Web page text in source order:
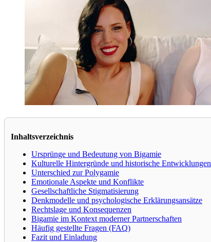
Inhaltsverzeichnis
Ursprünge und Bedeutung von Bigamie
Kulturelle Hintergründe und historische Entwicklungen
Unterschied zur Polygamie
Emotionale Aspekte und Konflikte
Gesellschaftliche Stigmatisierung
Denkmodelle und psychologische Erklärungsansätze
Rechtslage und Konsequenzen
Bigamie im Kontext moderner Partnerschaften
Häufig gestellte Fragen (FAQ)
Fazit und Einladung